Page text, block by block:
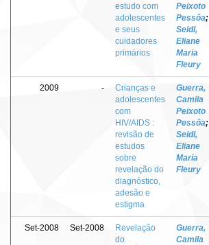
estudo com
adolescentes
e seus
cuidadores
primários
Peixoto
Pessôa;
Seidl,
Eliane
Maria
Fleury
2009 -
Crianças e
adolescentes
com
HIV/AIDS :
revisão de
estudos
sobre
revelação do
diagnóstico,
adesão e
estigma
Guerra,
Camila
Peixoto
Pessôa;
Seidl,
Eliane
Maria
Fleury
Set-2008 Set-2008
Revelação
do
Guerra,
Camila